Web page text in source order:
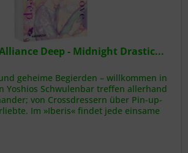
Deep - Midnight Drastic...
geheime Begierden – willkommen in
Yoshios Schwulenbar treffen allerhand
von Crossdressern über Pin-up-
Im »Iberis« findet jede einsame